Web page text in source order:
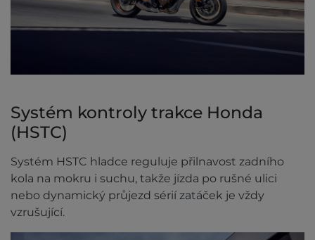
Systém kontroly trakce Honda
(HSTC)
Systém HSTC hladce reguluje přilnavost zadního
kola na mokru i suchu, takže jízda po rušné ulici
nebo dynamický průjezd sérií zatáček je vždy
vzrušující.